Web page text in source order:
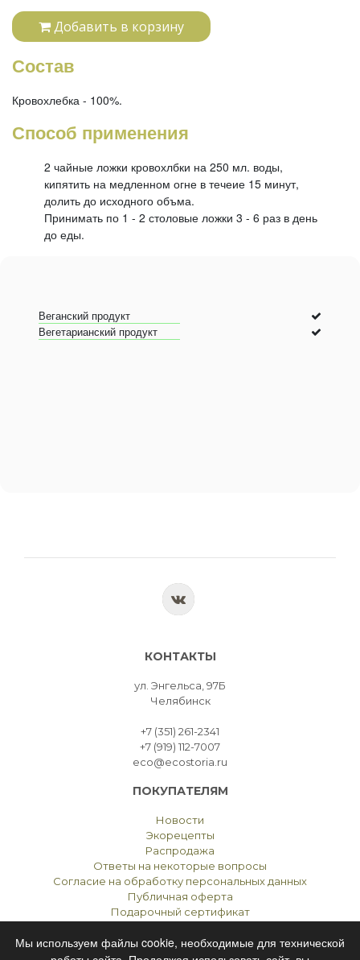
Добавить в корзину
Состав
Кровохлебка - 100%.
Способ применения
2 чайные ложки кровохлбки на 250 мл. воды,
кипятить на медленном огне в течеие 15 минут,
долить до исходного объма.
Принимать по 1 - 2 столовые ложки 3 - 6 раз в день
до еды.
Веганский продукт
Вегетарианский продукт
КОНТАКТЫ
ул. Энгельса, 97Б
Челябинск
+7 (351) 261-2341
+7 (919) 112-7007
eco@ecostoria.ru
ПОКУПАТЕЛЯМ
Новости
Экорецепты
Распродажа
Ответы на некоторые вопросы
Согласие на обработку персональных данных
Публичная оферта
Подарочный сертификат
Мы используем файлы cookie, необходимые для технической